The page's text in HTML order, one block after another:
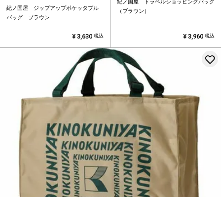
紀ノ国屋 ジップアップポケッタブル
バッグ ブラウン
¥ 3,630 税込
紀ノ国屋 トラベルショッピングバッグ
（ブラウン）
¥ 3,960 税込